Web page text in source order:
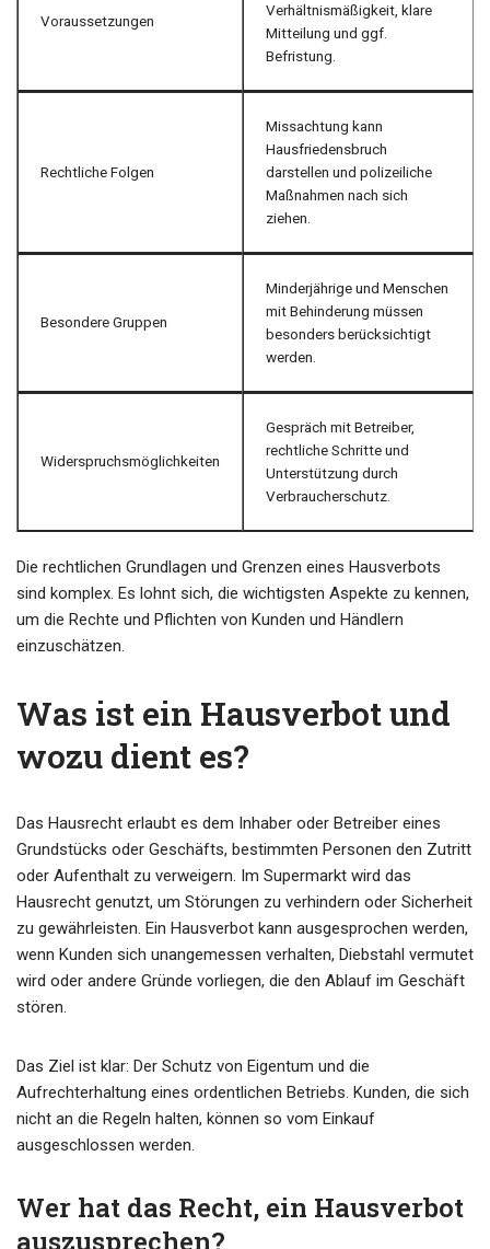
Voraussetzungen
Verhältnismäßigkeit, klare
Mitteilung und ggf.
Befristung.
Rechtliche Folgen
Missachtung kann
Hausfriedensbruch
darstellen und polizeiliche
Maßnahmen nach sich
ziehen.
Besondere Gruppen
Minderjährige und Menschen
mit Behinderung müssen
besonders berücksichtigt
werden.
Widerspruchsmöglichkeiten
Gespräch mit Betreiber,
rechtliche Schritte und
Unterstützung durch
Verbraucherschutz.
Die rechtlichen Grundlagen und Grenzen eines Hausverbots
sind komplex. Es lohnt sich, die wichtigsten Aspekte zu kennen,
um die Rechte und Pflichten von Kunden und Händlern
einzuschätzen.
Was ist ein Hausverbot und
wozu dient es?
Das Hausrecht erlaubt es dem Inhaber oder Betreiber eines
Grundstücks oder Geschäfts, bestimmten Personen den Zutritt
oder Aufenthalt zu verweigern. Im Supermarkt wird das
Hausrecht genutzt, um Störungen zu verhindern oder Sicherheit
zu gewährleisten. Ein Hausverbot kann ausgesprochen werden,
wenn Kunden sich unangemessen verhalten, Diebstahl vermutet
wird oder andere Gründe vorliegen, die den Ablauf im Geschäft
stören.
Das Ziel ist klar: Der Schutz von Eigentum und die
Aufrechterhaltung eines ordentlichen Betriebs. Kunden, die sich
nicht an die Regeln halten, können so vom Einkauf
ausgeschlossen werden.
Wer hat das Recht, ein Hausverbot
auszusprechen?